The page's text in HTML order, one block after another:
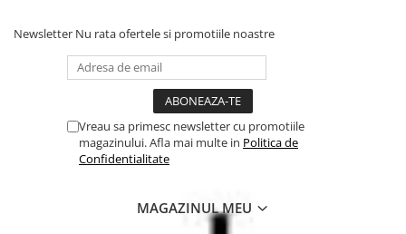
Sistem de ventilare integrat in spatarul scaunului
Asa cum stim, copiii nu pot ramane nemiscati pentru perioade
lungi de timp. Datorita constructiei sezutului scaunului auto
Swandoo Charlie, presiunea exercitata de copil se distribuie pe o
suprafata mai mare, facand calatoriile lungi mai confortabile.
ceea ce duce la o circulatie excelenta a aerului, regland
Newsletter Nu rata ofertele si promotiile noastre
Vreau sa primesc newsletter cu promotiile
magazinului. Afla mai multe in Politica de
Confidentialitate
MAGAZINUL MEU